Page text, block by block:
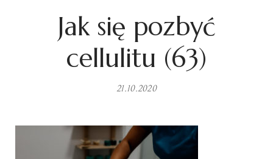
Jak się pozbyć
cellulitu (63)
21.10.2020